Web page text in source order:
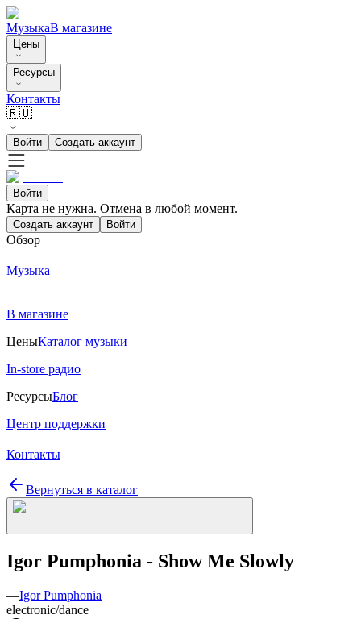
МузыкаВ магазине
Цены
Ресурсы
Контакты
🇷🇺
Войти Создать аккаунт
Войти
Карта не нужна. Отмена в любой момент.
Создать аккаунт Войти
Обзор
Музыка
В магазине
ЦеныКаталог музыки
In-store радио
РесурсыБлог
Центр поддержки
Контакты
Вернуться в каталог
Igor Pumphonia - Show Me Slowly
—Igor Pumphonia
electronic/dance